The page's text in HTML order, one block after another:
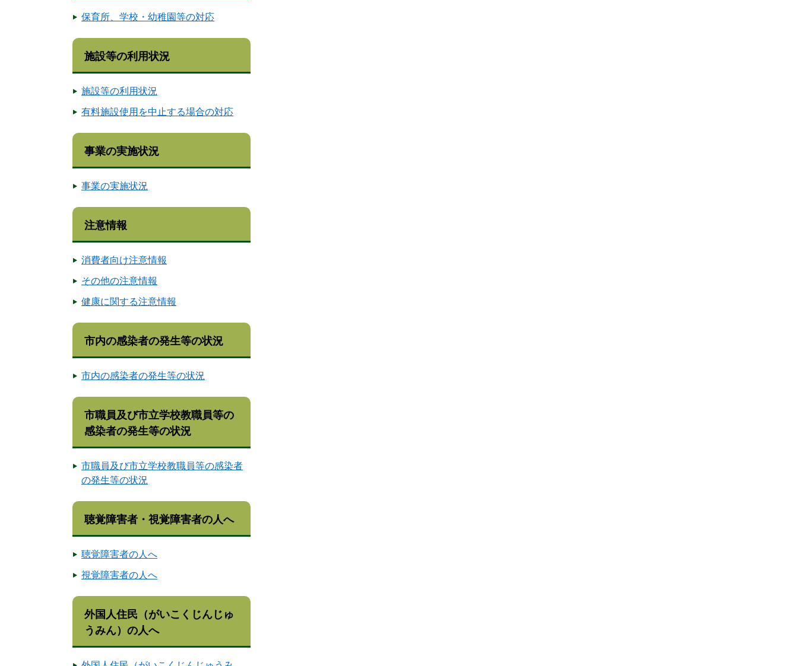
保育所、学校・幼稚園等の対応
施設等の利用状況
施設等の利用状況
有料施設使用を中止する場合の対応
事業の実施状況
事業の実施状況
注意情報
消費者向け注意情報
その他の注意情報
健康に関する注意情報
市内の感染者の発生等の状況
市内の感染者の発生等の状況
市職員及び市立学校教職員等の
感染者の発生等の状況
市職員及び市立学校教職員等の感染者
の発生等の状況
聴覚障害者・視覚障害者の人へ
聴覚障害者の人へ
視覚障害者の人へ
外国人住民（がいこくじんじゅ
うみん）の人へ